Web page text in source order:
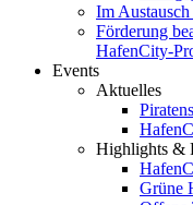
Im
Förderung
HafenCity-
Events
Aktuelles
Highlights &
Grüne